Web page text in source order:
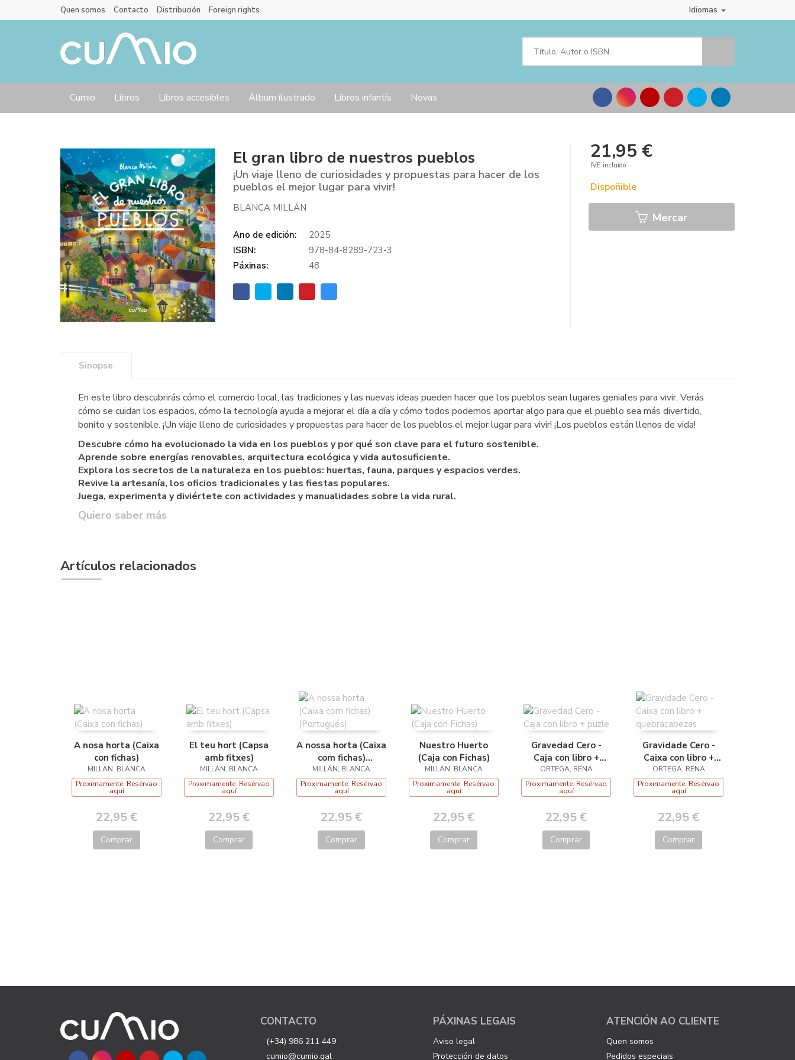
Idiomas
Quen somos Contacto Distribución Foreign rights
Cumio Libros Libros accesibles Álbum ilustrado Libros infantís Novas
El gran libro de nuestros pueblos
¡Un viaje lleno de curiosidades y propuestas para hacer de los
pueblos el mejor lugar para vivir!
BLANCA MILLÁN
Ano de edición:
2025
ISBN:
978-84-8289-723-3
Páxinas:
48
21,95 €
IVE incluído
Dispoñible
Mercar
Sinopse
En este libro descubrirás cómo el comercio local, las tradiciones y las nuevas ideas pueden hacer que los pueblos sean lugares geniales para vivir. Verás
cómo se cuidan los espacios, cómo la tecnología ayuda a mejorar el día a día y cómo todos podemos aportar algo para que el pueblo sea más divertido,
bonito y sostenible. ¡Un viaje lleno de curiosidades y propuestas para hacer de los pueblos el mejor lugar para vivir! ¡Los pueblos están llenos de vida!
Descubre cómo ha evolucionado la vida en los pueblos y por qué son clave para el futuro sostenible.
Aprende sobre energías renovables, arquitectura ecológica y vida autosuficiente.
Explora los secretos de la naturaleza en los pueblos: huertas, fauna, parques y espacios verdes.
Revive la artesanía, los oficios tradicionales y las fiestas populares.
Juega, experimenta y diviértete con actividades y manualidades sobre la vida rural.
Quiero saber más
Artículos relacionados
A nosa horta (Caixa
con fichas)
MILLÁN, BLANCA
Proximamente. Resérvao
aquí
22,95 €
Comprar
El teu hort (Capsa
amb fitxes)
MILLÁN, BLANCA
Proximamente. Resérvao
aquí
22,95 €
Comprar
A nossa horta (Caixa
com fichas)
(Portugués)
MILLÁN, BLANCA
Proximamente. Resérvao
aquí
22,95 €
Comprar
Nuestro Huerto
(Caja con Fichas)
MILLÁN, BLANCA
Proximamente. Resérvao
aquí
22,95 €
Comprar
Gravedad Cero -
Caja con libro +
puzle
ORTEGA, RENA
Proximamente. Resérvao
aquí
22,95 €
Comprar
Gravidade Cero -
Caixa con libro +
quebracabezas
ORTEGA, RENA
Proximamente. Resérvao
aquí
22,95 €
Comprar
CONTACTO
(+34) 986 211 449
cumio@cumio.gal
PÁXINAS LEGAIS
Aviso legal
Protección de datos
ATENCIÓN AO CLIENTE
Quen somos
Pedidos especiais